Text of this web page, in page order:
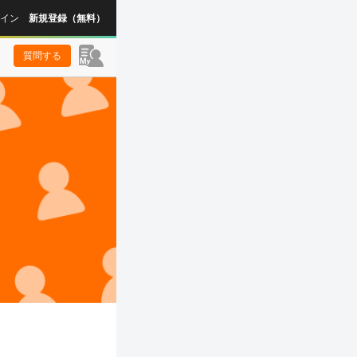
ン 新規登録（無料）
質問する